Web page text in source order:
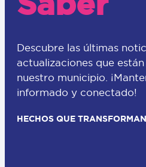
Descubre las últimas
actualizaciones que
nuestro municipio.
informado y conectado!
HECHOS QUE TRANSFORMAN